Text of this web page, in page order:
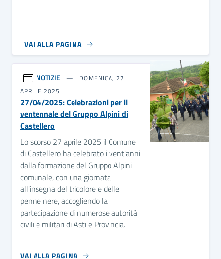
VAI ALLA PAGINA
NOTIZIE
DOMENICA, 27
APRILE 2025
27/04/2025: Celebrazioni per il
ventennale del Gruppo Alpini di
Castellero
Lo scorso 27 aprile 2025 il Comune
di Castellero ha celebrato i vent'anni
dalla formazione del Gruppo Alpini
comunale, con una giornata
all'insegna del tricolore e delle
penne nere, accogliendo la
partecipazione di numerose autorità
civili e militari di Asti e Provincia.
VAI ALLA PAGINA